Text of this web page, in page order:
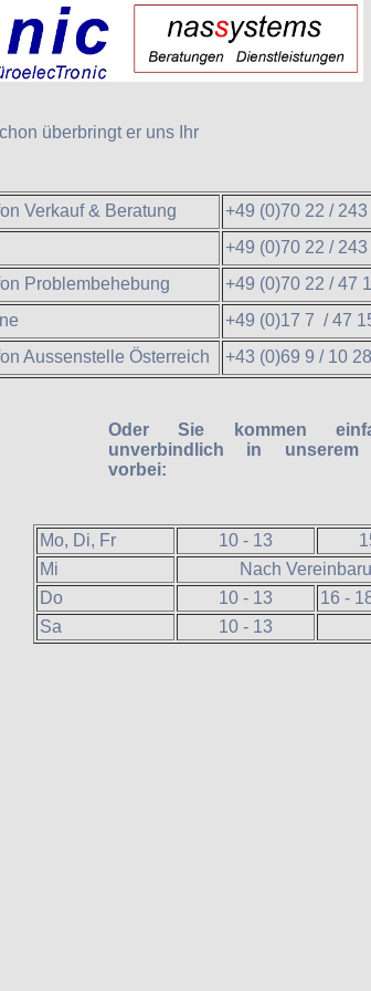
überbringt er uns Ihr
Verkauf & Beratung
+49 (0)70 22 /
+49 (0)70 22 / 243
Problembehebung
+49 (0)70 22 / 47
+49 (0)17 7 / 47
Aussenstelle Österreich
+43 (0)69 9 / 10
Oder Sie kommen
unverbindlich in unserem
vorbei:
Mo, Di, Fr 10 - 13
Mi
Nach
Do
10 - 13
16 -
Sa
10 - 13